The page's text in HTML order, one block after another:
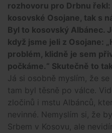
rozhovoru pro Drbnu řekl:
kosovské Osojane, tak s
Byl to kosovský Albánec.
když jsme jeli z Osojane:
problém, klidně je sem
počkáme.“ Skutečně to
Já si osobně myslím, že
tam byl těsně po válce.
zločinů i mstu Albánců,
nevinné. Nemyslím si, že
Srbem v Kosovu, ale